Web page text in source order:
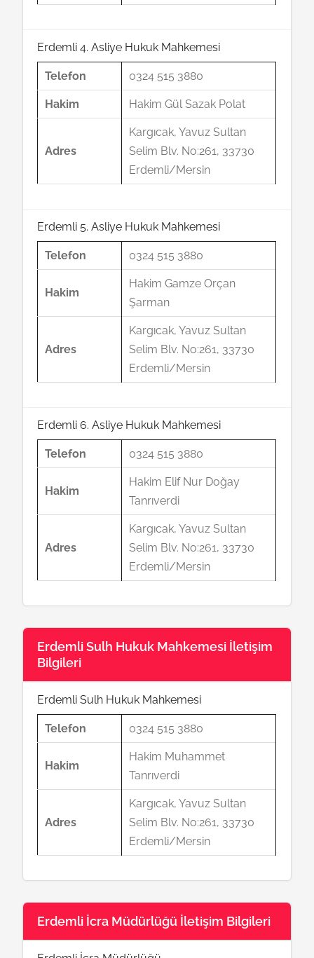
Erdemli 4. Asliye Hukuk Mahkemesi
Telefon 0324 515 3880
Hakim Hakim Gül Sazak Polat
Adres
Kargıcak, Yavuz Sultan
Selim Blv. No:261, 33730
Erdemli/Mersin
Erdemli 5. Asliye Hukuk Mahkemesi
Telefon 0324 515 3880
Hakim
Hakim Gamze Orçan
Şarman
Adres
Kargıcak, Yavuz Sultan
Selim Blv. No:261, 33730
Erdemli/Mersin
Erdemli 6. Asliye Hukuk Mahkemesi
Telefon 0324 515 3880
Hakim
Hakim Elif Nur Doğay
Tanrıverdi
Adres
Kargıcak, Yavuz Sultan
Selim Blv. No:261, 33730
Erdemli/Mersin
Erdemli Sulh Hukuk Mahkemesi İletişim
Bilgileri
Erdemli Sulh Hukuk Mahkemesi
Telefon 0324 515 3880
Hakim
Hakim Muhammet
Tanrıverdi
Adres
Kargıcak, Yavuz Sultan
Selim Blv. No:261, 33730
Erdemli/Mersin
Erdemli İcra Müdürlüğü İletişim Bilgileri